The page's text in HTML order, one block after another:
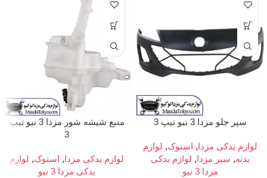
سپر جلو مزدا 3 نیو تیپ 3
لوازم یدکی مزدا, استوک, لوازم
بدنه, سپر مزدا, لوازم یدکی
مزدا 3 نیو
منبع شیشه شور مزدا 3 نیو تیپ
3
لوازم یدکی مزدا, استوک, لوازم
یدکی مزدا 3 نیو